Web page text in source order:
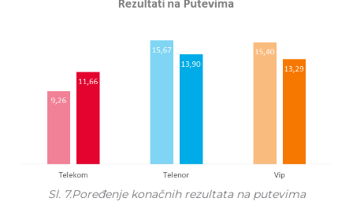
Sl. 7.Poređenje konačnih rezultata na putevima